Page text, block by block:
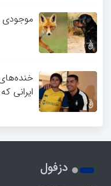
موجودی
ایرانی
دزفول